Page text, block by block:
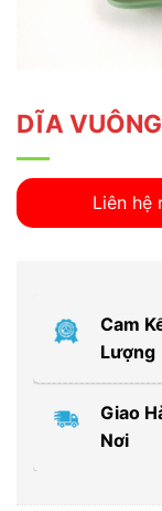
DĨA
Liên hệ
Cam
Lượng
Giao
Nơi